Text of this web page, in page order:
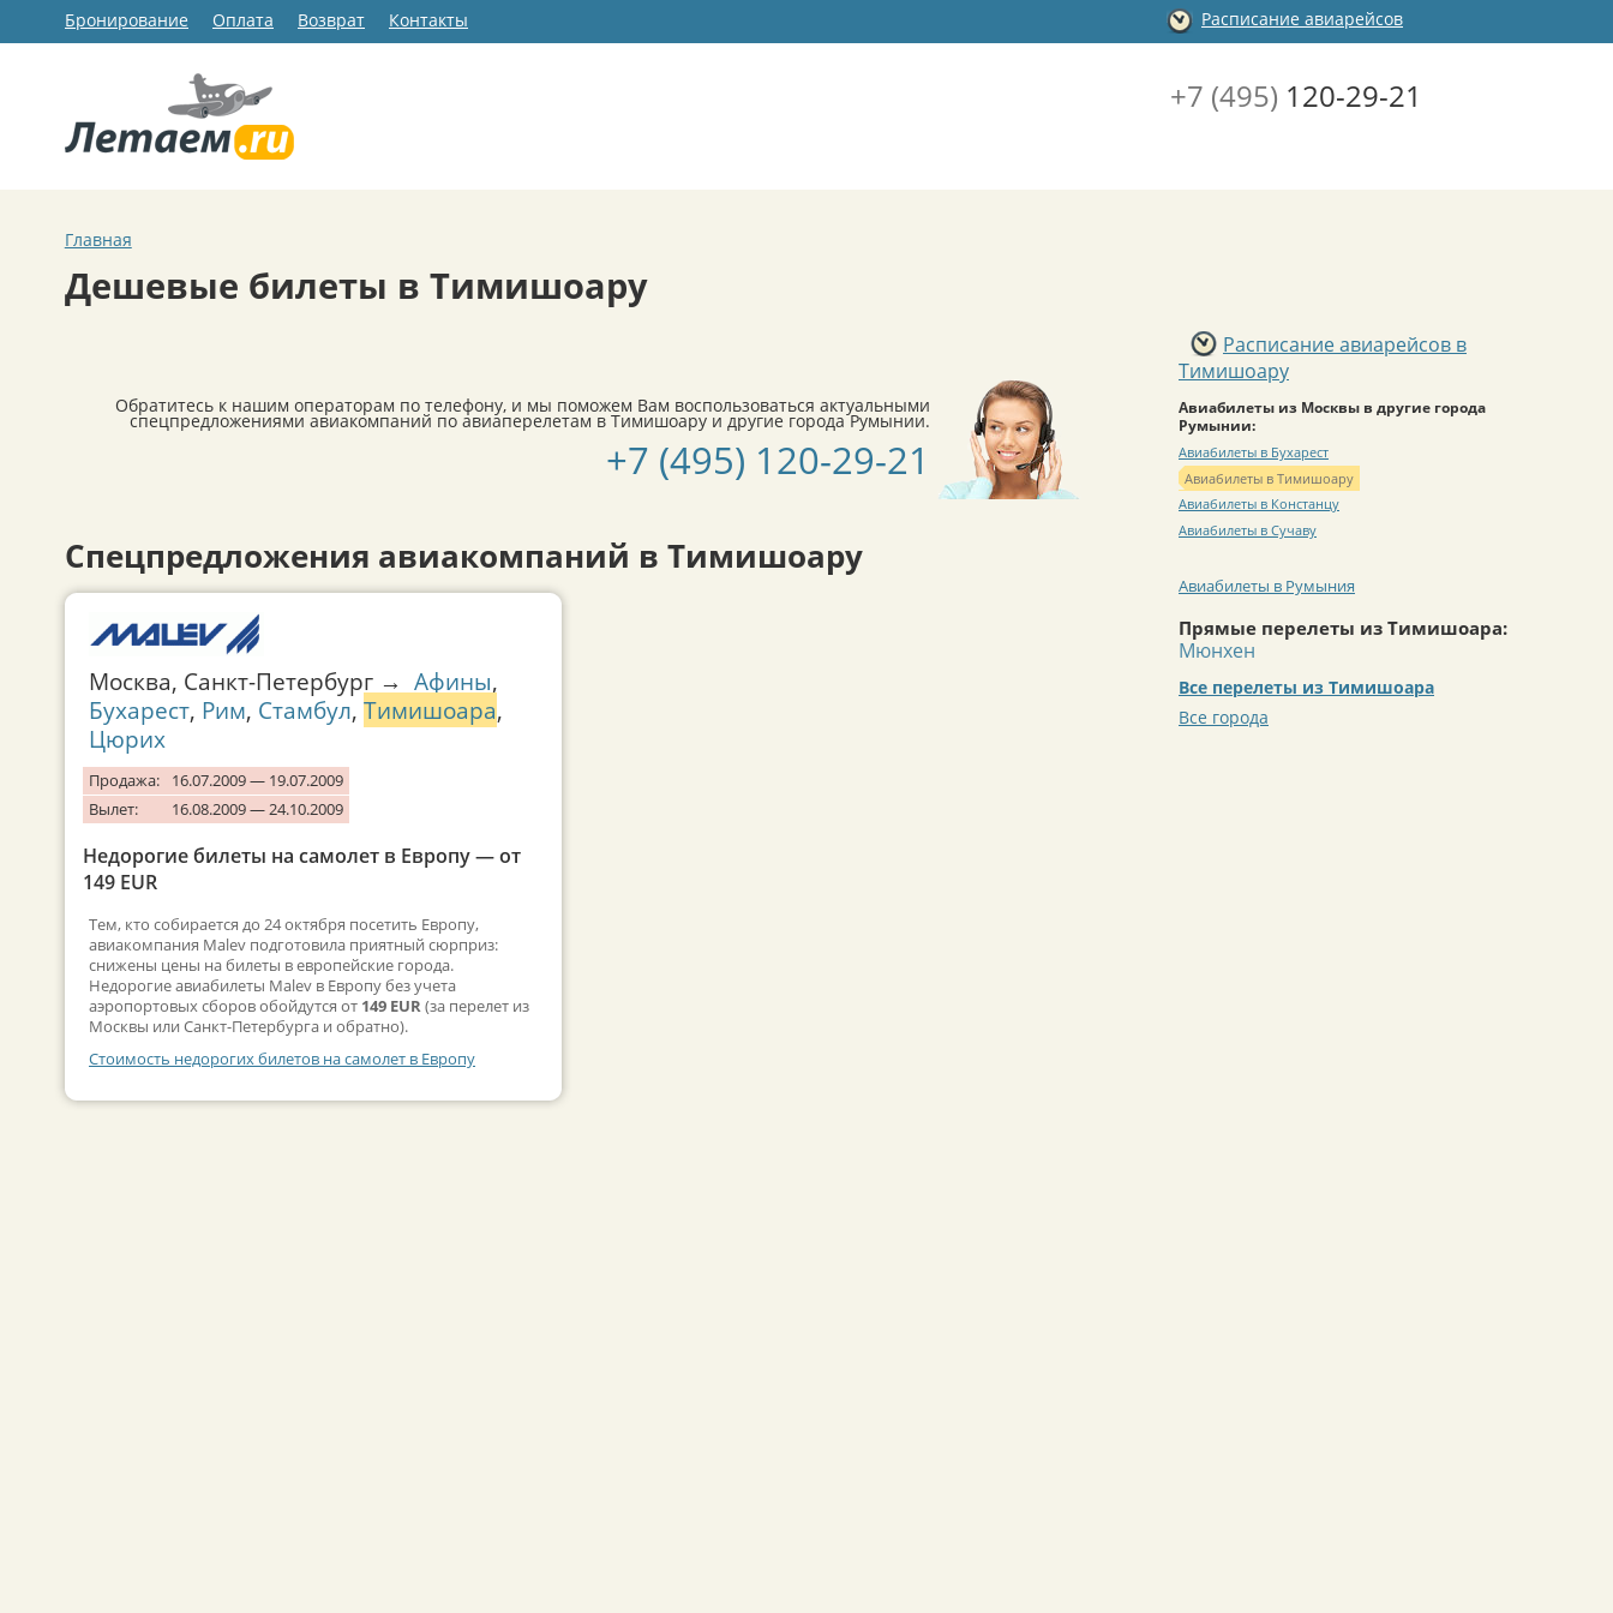
Бронирование Оплата Возврат Контакты Расписание авиарейсов
+7 (495) 120-29-21
Главная
Дешевые билеты в Тимишоару
Обратитесь к нашим операторам по телефону, и мы поможем Вам воспользоваться актуальными
спецпредложениями авиакомпаний по авиаперелетам в Тимишоару и другие города Румынии.
+7 (495) 120-29-21
Спецпредложения авиакомпаний в Тимишоару
Москва, Санкт-Петербург → Афины,
Бухарест, Рим, Стамбул, Тимишоара,
Цюрих
Продажа:
16.07.2009 — 19.07.2009
Вылет:
16.08.2009 — 24.10.2009
Недорогие билеты на самолет в Европу — от
149 EUR
Тем, кто собирается до 24 октября посетить Европу,
авиакомпания Malev подготовила приятный сюрприз:
снижены цены на билеты в европейские города.
Недорогие авиабилеты Malev в Европу без учета
аэропортовых сборов обойдутся от 149 EUR(за перелет из
Москвы или Санкт-Петербурга и обратно).
Стоимость недорогих билетов на самолет в Европу
Расписание авиарейсов в
Тимишоару
Авиабилеты из Москвы в другие города
Румынии:
Авиабилеты в Бухарест
Авиабилеты в Тимишоару
Авиабилеты в Констанцу
Авиабилеты в Сучаву
Авиабилеты в Румыния
Прямые перелеты из Тимишоара:
Мюнхен
Все перелеты из Тимишоара
Все города